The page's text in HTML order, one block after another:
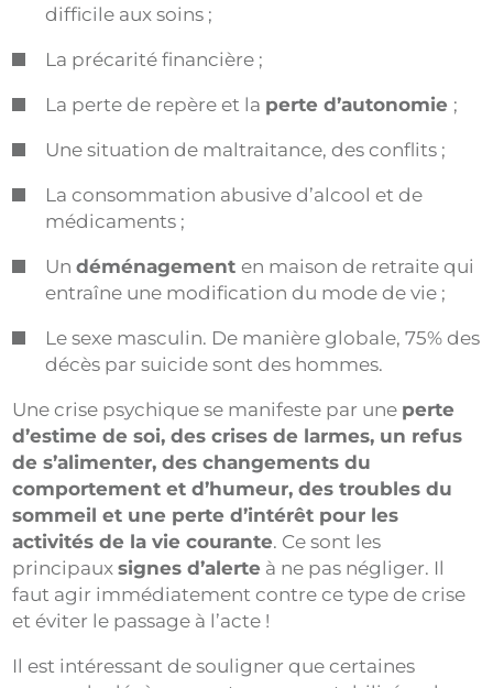
difficile aux soins ;
La précarité financière ;
La perte de repère et la perte d’autonomie ;
Une situation de maltraitance, des conflits ;
La consommation abusive d’alcool et de
médicaments ;
Undéménagementen maison de retraite qui
entraîne une modification du mode de vie ;
Le sexe masculin. De manière globale, 75% des
décès par suicide sont des hommes.
Une crise psychique se manifeste par une perte
d’estime de soi, des crises de larmes, un refus
de s’alimenter, des changements du
comportement et d’humeur, des troubles du
sommeil et une perte d’intérêt pour les
activités de la vie courante. Ce sont les
principauxsignes d’alerte à ne pas négliger. Il
faut agir immédiatement contre ce type de crise
et éviter le passage à l’acte !
Il est intéressant de souligner que certaines